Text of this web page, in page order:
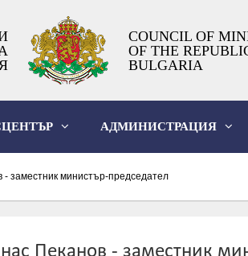
COUNCIL OF
OF THE
BULGARIA
АДМИНИСТРАЦИЯ
- заместник министър-председател
Пеканов - заместник